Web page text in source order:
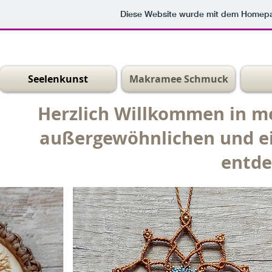
Diese Website wurde mit dem
Seelenkunst Makramee Schmuck
Herzlich Willkommen in
außergewöhnlichen und